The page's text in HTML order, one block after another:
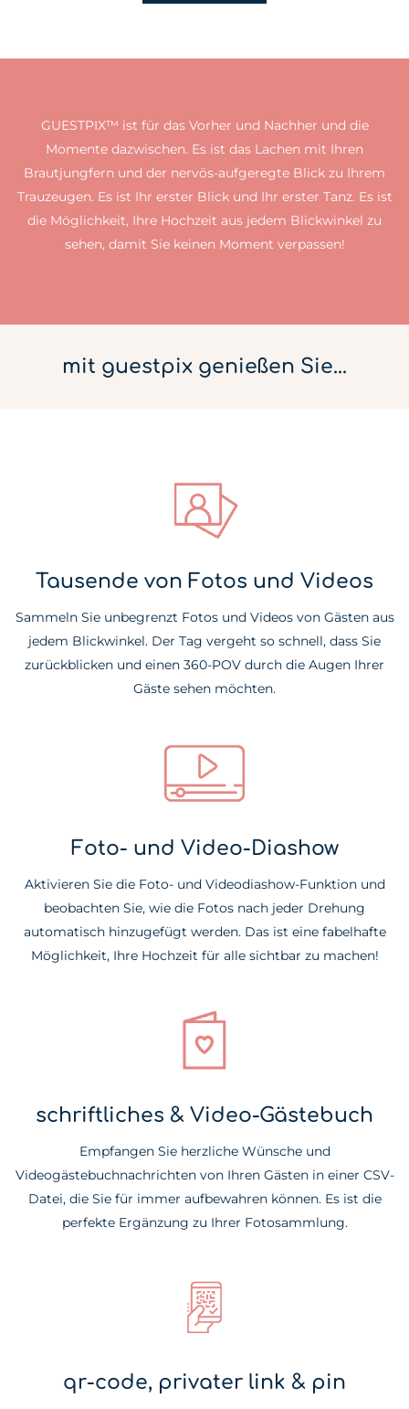
GUESTPIX™ ist für das Vorher und Nachher und die
Momente dazwischen. Es ist das Lachen mit Ihren
Brautjungfern und der nervös-aufgeregte Blick zu Ihrem
Trauzeugen. Es ist Ihr erster Blick und Ihr erster Tanz. Es ist
die Möglichkeit, Ihre Hochzeit aus jedem Blickwinkel zu
sehen, damit Sie keinen Moment verpassen!
mit guestpix genießen Sie...
Tausende von Fotos und Videos
Sammeln Sie unbegrenzt Fotos und Videos von Gästen aus
jedem Blickwinkel. Der Tag vergeht so schnell, dass Sie
zurückblicken und einen 360-POV durch die Augen Ihrer
Gäste sehen möchten.
Foto- und Video-Diashow
Aktivieren Sie die Foto- und Videodiashow-Funktion und
beobachten Sie, wie die Fotos nach jeder Drehung
automatisch hinzugefügt werden. Das ist eine fabelhafte
Möglichkeit, Ihre Hochzeit für alle sichtbar zu machen!
schriftliches & Video-Gästebuch
Empfangen Sie herzliche Wünsche und
Videogästebuchnachrichten von Ihren Gästen in einer CSV-
Datei, die Sie für immer aufbewahren können. Es ist die
perfekte Ergänzung zu Ihrer Fotosammlung.
qr-code, privater link & pin